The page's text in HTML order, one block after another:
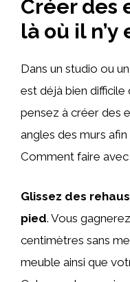
Créer des
là où il n’y
Dans un studio ou
est déjà bien
pensez à créer des
angles des murs
Comment faire avec
Glissez des
pied. Vous
centimètres sans
meuble ainsi que